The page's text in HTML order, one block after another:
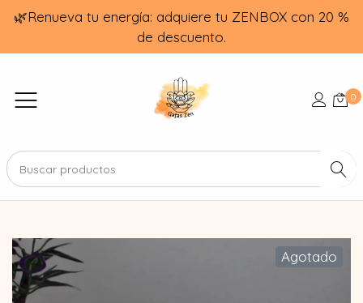
🌿Renueva tu energía: adquiere tu ZENBOX con 20 %
de descuento.
0
Agotado